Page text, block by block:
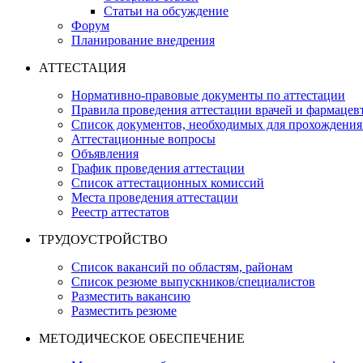
Статьи на обсуждение
Форум
Планирование внедрения
АТТЕСТАЦИЯ
Нормативно-правовые документы по аттестации
Правила проведения аттестации врачей и
Список документов, необходимых для прохождения
Аттестационные вопросы
Объявления
График проведения аттестации
Список аттестационных комиссий
Места проведения аттестации
Реестр аттестатов
ТРУДОУСТРОЙСТВО
Список вакансий по областям, районам
Список резюме выпускников/специалистов
Разместить вакансию
Разместить резюме
МЕТОДИЧЕСКОЕ ОБЕСПЕЧЕНИЕ